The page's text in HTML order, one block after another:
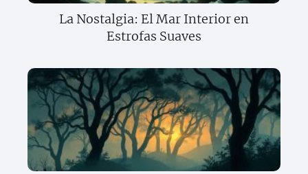
La Nostalgia: El Mar Interior en
Estrofas Suaves